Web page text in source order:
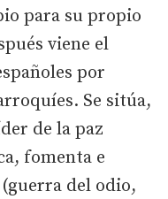
para su propio
viene el
por
Se sitúa,
de la paz
fomenta e
del odio,